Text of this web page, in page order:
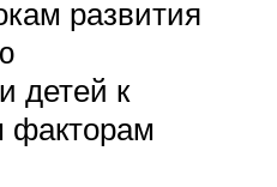
развития
детей к
факторам